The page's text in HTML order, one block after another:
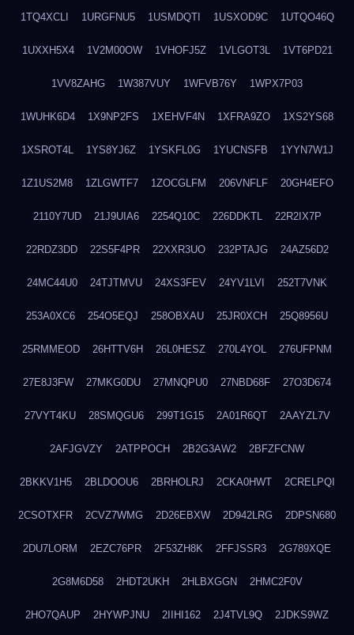
1TQ4XCLI 1URGFNU5 1USMDQTI 1USXOD9C 1UTQO46Q
1UXXH5X4 1V2M00OW 1VHOFJ5Z 1VLGOT3L 1VT6PD21
1VV8ZAHG 1W387VUY 1WFVB76Y 1WPX7P03
1WUHK6D4 1X9NP2FS 1XEHVF4N 1XFRA9ZO 1XS2YS68
1XSROT4L 1YS8YJ6Z 1YSKFL0G 1YUCNSFB 1YYN7W1J
1Z1US2M8 1ZLGWTF7 1ZOCGLFM 206VNFLF 20GH4EFO
2110Y7UD 21J9UIA6 2254Q10C 226DDKTL 22R2IX7P
22RDZ3DD 22S5F4PR 22XXR3UO 232PTAJG 24AZ56D2
24MC44U0 24TJTMVU 24XS3FEV 24YV1LVI 252T7VNK
253A0XC6 254O5EQJ 258OBXAU 25JR0XCH 25Q8956U
25RMMEOD 26HTTV6H 26L0HESZ 270L4YOL 276UFPNM
27E8J3FW 27MKG0DU 27MNQPU0 27NBD68F 27O3D674
27VYT4KU 28SMQGU6 299T1G15 2A01R6QT 2AAYZL7V
2AFJGVZY 2ATPPOCH 2B2G3AW2 2BFZFCNW
2BKKV1H5 2BLDOOU6 2BRHOLRJ 2CKA0HWT 2CRELPQI
2CSOTXFR 2CVZ7WMG 2D26EBXW 2D942LRG 2DPSN680
2DU7LORM 2EZC76PR 2F53ZH8K 2FFJSSR3 2G789XQE
2G8M6D58 2HDT2UKH 2HLBXGGN 2HMC2F0V
2HO7QAUP 2HYWPJNU 2IIHI162 2J4TVL9Q 2JDKS9WZ